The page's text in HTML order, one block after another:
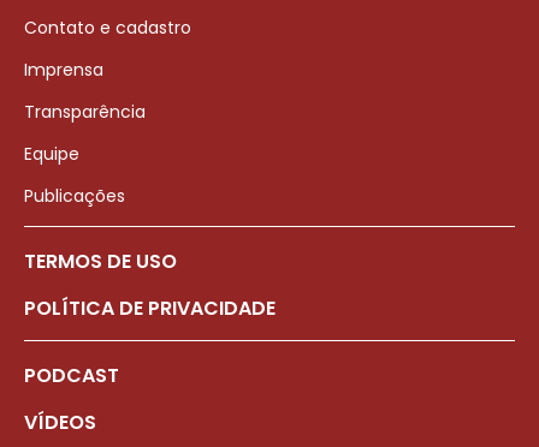
Contato e cadastro
Imprensa
Transparência
Equipe
Publicações
TERMOS DE USO
POLÍTICA DE PRIVACIDADE
PODCAST
VÍDEOS